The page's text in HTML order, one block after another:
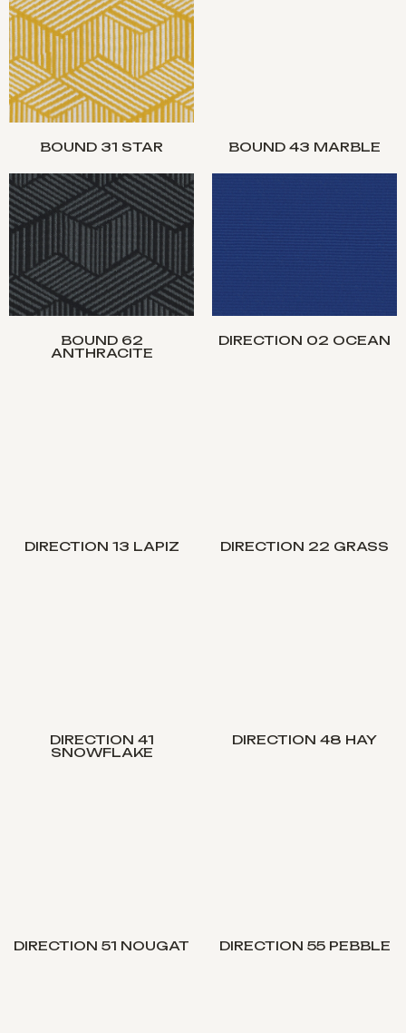
BOUND 31 STAR BOUND 43 MARBLE
BOUND 62
ANTHRACITE
DIRECTION 02 OCEAN
DIRECTION 13 LAPIZ DIRECTION 22 GRASS
DIRECTION 41
SNOWFLAKE
DIRECTION 48 HAY
DIRECTION 51 NOUGAT DIRECTION 55 PEBBLE